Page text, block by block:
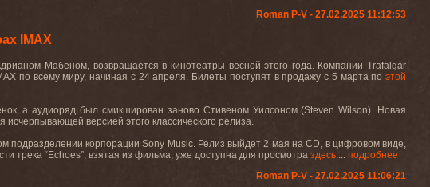
Roman P-V - 27.02.2025 11:12:53
IMAX
Мабеном, возвращается в кинотеатры весной этого года. КомпанииTrafalgar
по всему миру, начиная с 24 апреля. Билеты поступят в продажу с 5 марта по этой
,а аудиоряд был смикширован заново Стивеном Уилсоном(Steven Wilson). Новая
исчерпывающей версией этого классического релиза.
подразделении корпорацииSony Music. Релиз выйдет 2 мая наCD, в цифровом виде,
трека “Echoes”, взятая из фильма, уже доступна для просмотра здесь.... подробнее
Roman P-V - 27.02.2025 11:06:21